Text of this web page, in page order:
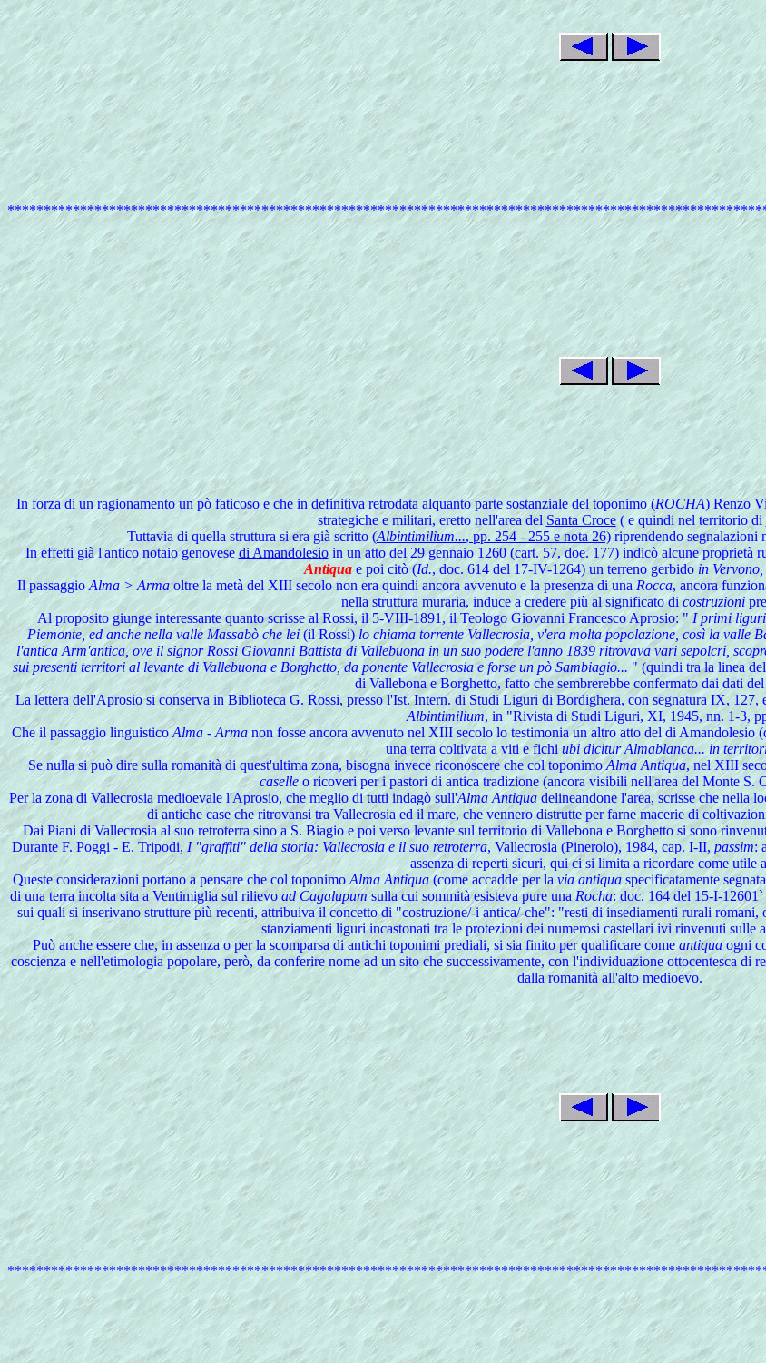
In forza di un ragionamento un pò faticoso e che in definitiva retrodata alquanto parte sostanziale del toponimo (ROCHA) Renzo
strategiche e militari, eretto nell'area delSanta Croce( e quindi nel territorio di
Tuttavia di quella struttura si era già scritto (Albintimilium..., pp. 254 - 255 e nota 26)riprendendo segnalazioni
In effetti già l'antico notaio genovese di Amandolesioin un atto del 29 gennaio 1260 (cart. 57, doe. 177) indicò alcune proprietà
Antiqua e poi citò (Id., doc. 614 del 17-IV-1264) un terreno gerbido in
Il passaggioAlma > Armaoltre la metà del XIII secolo non era quindi ancora avvenuto e la presenza di unaRocca, ancora
nella struttura muraria, induce a credere più al significato dicostruzioni
Al proposito giunge interessante quanto scrisse al Rossi, il 5-VIII-1891, il Teologo Giovanni Francesco Aprosio: "I primi liguri
Piemonte, ed anche nella valle Massabò che lei(il Rossi)lo chiama torrente Vallecrosia, v'era molta popolazione, così la valle
l'antica Arm'antica, ove il signor Rossi Giovanni Battista di Vallebuona in un suo podere l'anno 1839 ritrovava vari sepolcri,
sui presenti territori al levante di Vallebuona e Borghetto, da ponente Vallecrosia e forse un pò Sambiagio... " (quindi tra la linea
di Vallebona e Borghetto, fatto che sembrerebbe confermato dai dati
La lettera dell'Aprosio si conserva in Biblioteca G. Rossi, presso l'Ist. Intern. di Studi Liguri di Bordighera, con segnatura IX,
Albintimilium, in "Rivista di Studi Liguri, XI, 1945, nn. 1-3,
Che il passaggio linguisticoAlma - Arma non fosse ancora avvenuto nel XIII secolo lo testimonia un altro atto del di
una terra coltivata a viti e fichiubi dicitur Almablanca... in
Se nulla si può dire sulla romanità di quest'ultima zona, bisogna invece riconoscere che col toponimoAlma Antiqua, nel XIII
caselleo ricoveri per i pastori di antica tradizione (ancora visibili nell'area del Monte S.
Per la zona di Vallecrosia medioevale l'Aprosio, che meglio di tutti indagò sull'Alma Antiquadelineandone l'area, scrisse che nella
di antiche case che ritrovansi tra Vallecrosia ed il mare, che vennero distrutte per farne macerie di
Dai Piani di Vallecrosia al suo retroterra sino a S. Biagio e poi verso levante sul territorio di Vallebona e Borghetto si sono
Durante F. Poggi - E. Tripodi, I "graffiti" della storia: Vallecrosia e il suo retroterra, Vallecrosia (Pinerolo), 1984, cap. I-II, passim:
assenza di reperti sicuri, qui ci si limita a ricordare come utile
Queste considerazioni portano a pensare che col toponimoAlma Antiqua(come accadde per la via antiquaspecificatamente
di una terra incolta sita a Ventimiglia sul rilievo ad Cagalupumsulla cui sommità esisteva pure unaRocha: doc. 164 del 15-I-
sui quali si inserivano strutture più recenti, attribuiva il concetto di "costruzione/-i antica/-che": "resti di insediamenti rurali romani,
stanziamenti liguri incastonati tra le protezioni dei numerosi castellari ivi rinvenuti sulle
Può anche essere che, in assenza o per la scomparsa di antichi toponimi prediali, si sia finito per qualificare comeantiquaogni
coscienza e nell'etimologia popolare, però, da conferire nome ad un sito che successivamente, con l'individuazione ottocentesca
dalla romanità all'alto medioevo.